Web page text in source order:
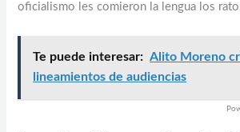
oficialismo les comieron la lengua los
Te puede interesar: Alito Moreno
lineamientos de audiencias